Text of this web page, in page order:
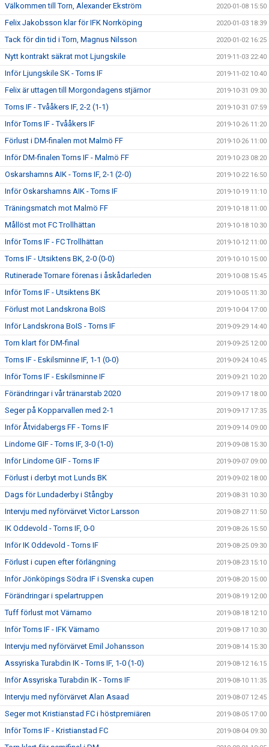
Välkommen till Torn, Alexander Ekström 2020-01-08 15:50
Felix Jakobsson klar för IFK Norrköping 2020-01-03 18:39
Tack för din tid i Torn, Magnus Nilsson 2020-01-02 16:25
Nytt kontrakt säkrat mot Ljungskile 2019-11-03 22:40
Inför Ljungskile SK - Torns IF 2019-11-02 10:40
Felix är uttagen till Morgondagens stjärnor 2019-10-31 09:30
Torns IF - Tvååkers IF, 2-2 (1-1) 2019-10-31 07:59
Inför Torns IF - Tvååkers IF 2019-10-26 11:20
Förlust i DM-finalen mot Malmö FF 2019-10-26 11:00
Inför DM-finalen Torns IF - Malmö FF 2019-10-23 08:20
Oskarshamns AIK - Torns IF, 2-1 (2-0) 2019-10-22 16:50
Inför Oskarshamns AIK - Torns IF 2019-10-19 11:10
Träningsmatch mot Malmö FF 2019-10-18 11:00
Mållöst mot FC Trollhättan 2019-10-18 10:30
Inför Torns IF - FC Trollhättan 2019-10-12 11:00
Torns IF - Utsiktens BK, 2-0 (0-0) 2019-10-10 15:00
Rutinerade Tornare förenas i åskådarleden 2019-10-08 15:45
Inför Torns IF - Utsiktens BK 2019-10-05 11:30
Förlust mot Landskrona BoIS 2019-10-04 17:00
Inför Landskrona BoIS - Torns IF 2019-09-29 14:40
Torn klart för DM-final 2019-09-25 12:00
Torns IF - Eskilsminne IF, 1-1 (0-0) 2019-09-24 10:45
Inför Torns IF - Eskilsminne IF 2019-09-21 10:20
Förändringar i vår tränarstab 2020 2019-09-17 18:00
Seger på Kopparvallen med 2-1 2019-09-17 17:35
Inför Åtvidabergs FF - Torns IF 2019-09-14 09:00
Lindome GIF - Torns IF, 3-0 (1-0) 2019-09-08 15:30
Inför Lindome GIF - Torns IF 2019-09-07 09:00
Förlust i derbyt mot Lunds BK 2019-09-02 18:00
Dags för Lundaderby i Stångby 2019-08-31 10:30
Intervju med nyförvärvet Victor Larsson 2019-08-27 11:50
IK Oddevold - Torns IF, 0-0 2019-08-26 15:50
Inför IK Oddevold - Torns IF 2019-08-25 09:30
Förlust i cupen efter förlängning 2019-08-23 15:10
Inför Jönköpings Södra IF i Svenska cupen 2019-08-20 15:00
Förändringar i spelartruppen 2019-08-19 12:00
Tuff förlust mot Värnamo 2019-08-18 12:10
Inför Torns IF - IFK Värnamo 2019-08-17 10:30
Intervju med nyförvärvet Emil Johansson 2019-08-14 15:30
Assyriska Turabdin IK - Torns IF, 1-0 (1-0) 2019-08-12 16:15
Inför Assyriska Turabdin IK - Torns IF 2019-08-10 11:35
Intervju med nyförvärvet Alan Asaad 2019-08-07 12:45
Seger mot Kristianstad FC i höstpremiären 2019-08-05 17:00
Inför Torns IF - Kristianstad FC 2019-08-04 09:30